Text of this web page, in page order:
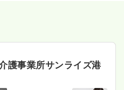
護事業所サンライズ港